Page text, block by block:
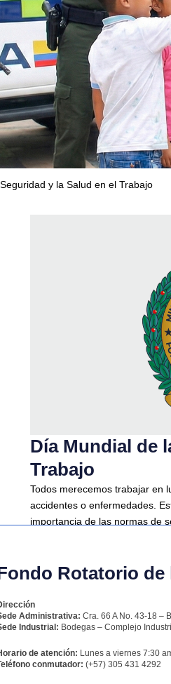
y la Salud en el Trabajo
Día Mundial de
Trabajo
Todos merecemos trabajar en
accidentes o enfermedades.
importancia de las normas de
Rotatorio de
Administrativa: Cra. 66 A No. 43-18 –
Industrial: Bodegas – Complejo
de atención: Lunes a viernes 7:30
conmutador: (+57) 305 431 4292